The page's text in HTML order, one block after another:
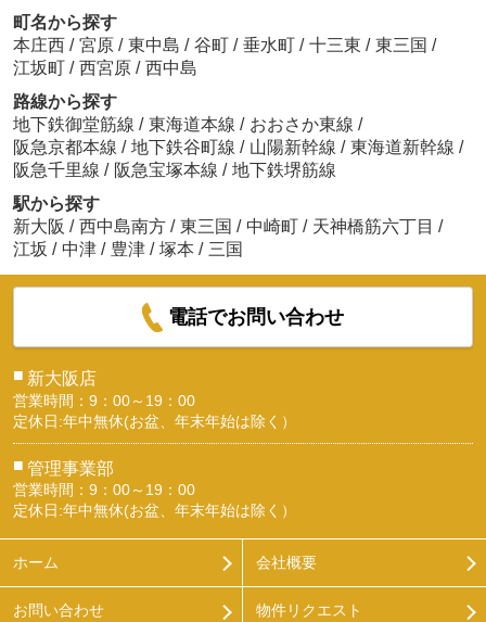
町名から探す
本庄西 / 宮原 / 東中島 / 谷町 / 垂水町 / 十三東 / 東三国 /
江坂町 / 西宮原 / 西中島
路線から探す
地下鉄御堂筋線 / 東海道本線 / おおさか東線 /
阪急京都本線 / 地下鉄谷町線 / 山陽新幹線 / 東海道新幹線 /
阪急千里線 / 阪急宝塚本線 / 地下鉄堺筋線
駅から探す
新大阪 / 西中島南方 / 東三国 / 中崎町 / 天神橋筋六丁目 /
江坂 / 中津 / 豊津 / 塚本 / 三国
電話でお問い合わせ
■ 新大阪店
営業時間：9：00～19：00
定休日:年中無休(お盆、年末年始は除く）
■ 管理事業部
営業時間：9：00～19：00
定休日:年中無休(お盆、年末年始は除く）
ホーム 会社概要
お問い合わせ 物件リクエスト